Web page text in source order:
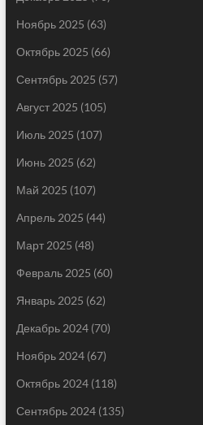
Ноябрь 2025 (63)
Октябрь 2025 (66)
Сентябрь 2025 (57)
Август 2025 (105)
Июль 2025 (107)
Июнь 2025 (62)
Май 2025 (107)
Апрель 2025 (44)
Март 2025 (48)
Февраль 2025 (60)
Январь 2025 (62)
Декабрь 2024(70)
Ноябрь 2024(67)
Октябрь 2024(118)
Сентябрь 2024(135)